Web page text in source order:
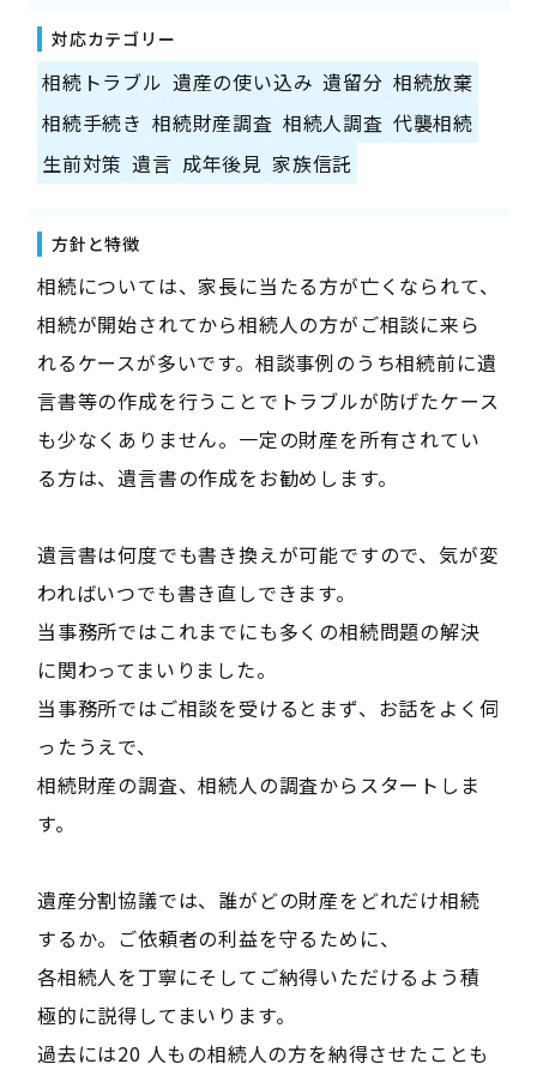
対応カテゴリー
相続トラブル 遺産の使い込み 遺留分 相続放棄
相続手続き 相続財産調査 相続人調査 代襲相続
生前対策 遺言 成年後見 家族信託
方針と特徴
相続については、家長に当たる方が亡くなられて、
相続が開始されてから相続人の方がご相談に来ら
れるケースが多いです。相談事例のうち相続前に遺
言書等の作成を行うことでトラブルが防げたケース
も少なくありません。一定の財産を所有されてい
る方は、遺言書の作成をお勧めします。
遺言書は何度でも書き換えが可能ですので、気が変
わればいつでも書き直しできます。
当事務所ではこれまでにも多くの相続問題の解決
に関わってまいりました。
当事務所ではご相談を受けるとまず、お話をよく伺
ったうえで、
相続財産の調査、相続人の調査からスタートしま
す。
遺産分割協議では、誰がどの財産をどれだけ相続
するか。ご依頼者の利益を守るために、
各相続人を丁寧にそしてご納得いただけるよう積
極的に説得してまいります。
過去には20 人もの相続人の方を納得させたことも